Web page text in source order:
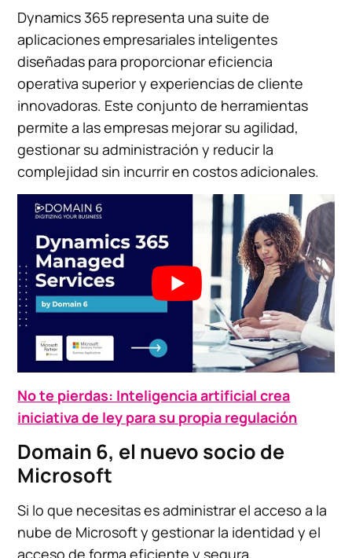
Dynamics 365 representa una suite de
aplicaciones empresariales inteligentes
diseñadas para proporcionar eficiencia
operativa superior y experiencias de cliente
innovadoras. Este conjunto de herramientas
permite a las empresas mejorar su agilidad,
gestionar su administración y reducir la
complejidad sin incurrir en costos adicionales.
No te pierdas: Inteligencia artificial crea
iniciativa de ley para su propia regulación
Domain 6, el nuevo socio de
Microsoft
Si lo que necesitas es administrar el acceso a la
nube de Microsoft y gestionar la identidad y el
acceso de forma eficiente y segura,